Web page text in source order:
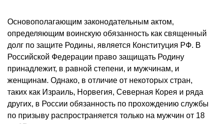
Основополагающим законодательным актом,
определяющим воинскую обязанность как священный
долг по защите Родины, является Конституция РФ. В
Российской Федерации право защищать Родину
принадлежит, в равной степени, и мужчинам, и
женщинам. Однако, в отличие от некоторых стран,
таких как Израиль, Норвегия, Северная Корея и ряда
других, в России обязанность по прохождению службы
по призыву распространяется только на мужчин от 18